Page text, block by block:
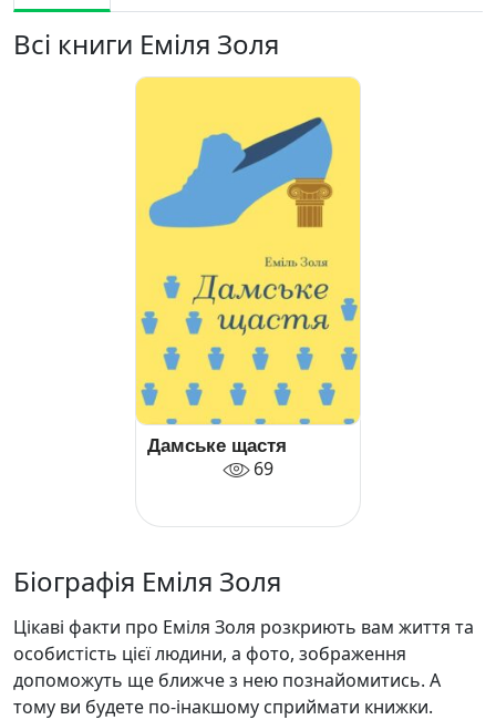
Всі книги Еміля Золя
Дамське щастя
69
Біографія Еміля Золя
Цікаві факти про Еміля Золя розкриють вам життя та
особистість цієї людини, а фото, зображення
допоможуть ще ближче з нею познайомитись. А
тому ви будете по-інакшому сприймати книжки.